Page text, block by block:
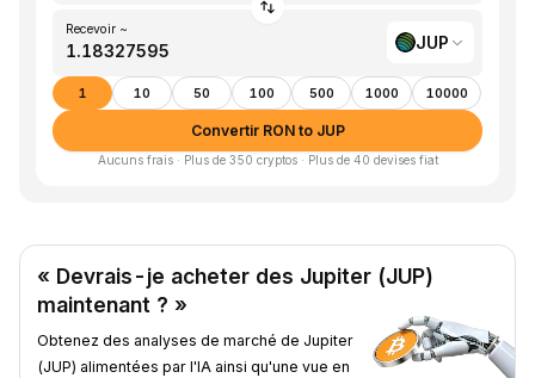
Recevoir ~
JUP
1 10 50 100 500 1000 10000
Convertir RON to JUP
Aucuns frais · Plus de 350 cryptos · Plus de 40 devises fiat
« Devrais-je acheter des Jupiter (JUP)
maintenant ? »
Obtenez des analyses de marché de Jupiter
(JUP) alimentées par l'IA ainsi qu'une vue en